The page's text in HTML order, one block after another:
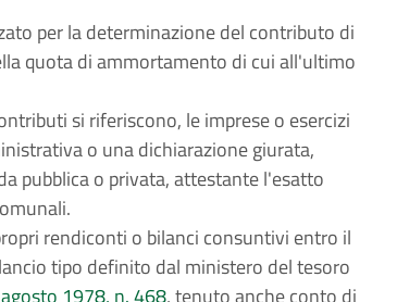
per la determinazione del contributo di
quota di ammortamento di cui all'ultimo
si riferiscono, le imprese o esercizi
o una dichiarazione giurata,
pubblica o privata, attestante l'esatto
rendiconti o bilanci consuntivi entro il
tipo definito dal ministero del tesoro
1978, n. 468, tenuto anche conto di